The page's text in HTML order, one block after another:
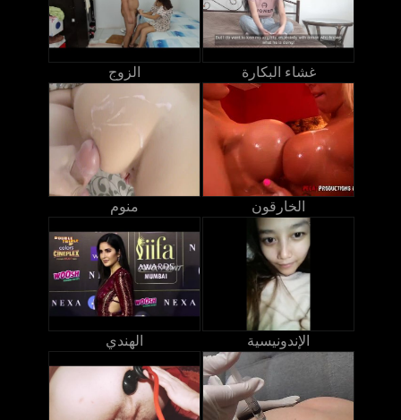
الزوج غشاء البكارة
منوم الخارقون
الهندي الإندونيسية